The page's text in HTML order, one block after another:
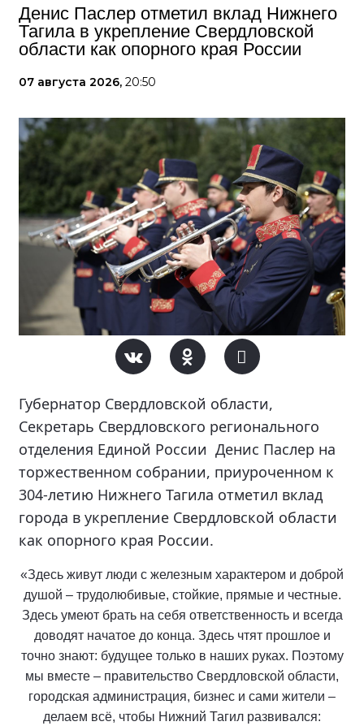
Денис Паслер отметил вклад Нижнего
Тагила в укрепление Свердловской
области как опорного края России
07 августа 2026, 20:50
Губернатор Свердловской области,
Секретарь Свердловского регионального
отделения Единой России Денис Паслер на
торжественном собрании, приуроченном к
304-летию Нижнего Тагила отметил вклад
города в укрепление Свердловской области
как опорного края России.
«Здесь живут люди с железным характером и доброй
душой – трудолюбивые, стойкие, прямые и честные.
Здесь умеют брать на себя ответственность и всегда
доводят начатое до конца. Здесь чтят прошлое и
точно знают: будущее только в наших руках. Поэтому
мы вместе – правительство Свердловской области,
городская администрация, бизнес и сами жители –
делаем всё, чтобы Нижний Тагил развивался: